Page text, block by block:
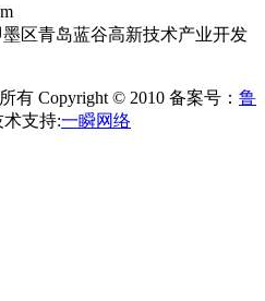
区青岛蓝谷高新技术产业开发
有 Copyright © 2010 备案号： 鲁
支持:一瞬网络